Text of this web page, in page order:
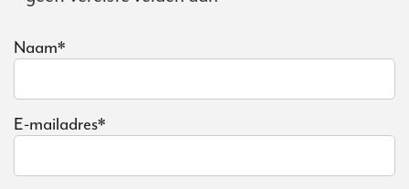
Naam*
E-mailadres*